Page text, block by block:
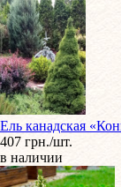
Ель канадская
407 грн./шт.
в наличии